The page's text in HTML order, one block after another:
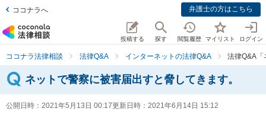
ココナラへ 弁護士の方はこちら
投稿する 探す 閲覧履歴 マイリスト ログイン
ココナラ法律相談 法律Q&A インターネットの法律Q&A 法律Q&A「
ネットで警察に被害届出すと脅してきます。
公開日時： 2021年5月13日 00:17更新日時： 2021年6月14日 15:12